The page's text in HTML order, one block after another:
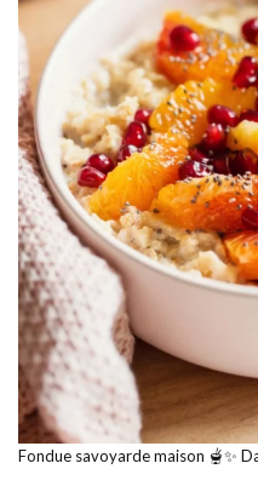
Fondue savoyarde maison 🫕✨